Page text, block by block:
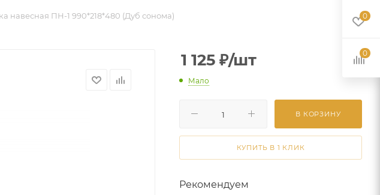
навесная ПН-1 990*218*480 (Дуб сонома)
1 125 ₽/шт
Мало
В КОРЗИНУ
КУПИТЬ В 1 КЛИК
Рекомендуем
0
0